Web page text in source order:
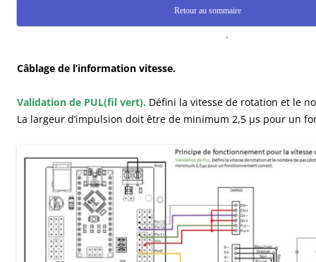
Retour au sommaire
.
Câblage de l’information vitesse.
Validation de PUL(fil vert). Défini la vitesse de rotation et le
La largeur d’impulsion doit être de minimum 2,5 μs pour un